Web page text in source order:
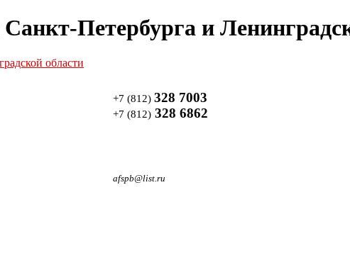
Петербурга и
+7 (812) 328 7003
+7 (812) 328 6862
afspb@list.ru